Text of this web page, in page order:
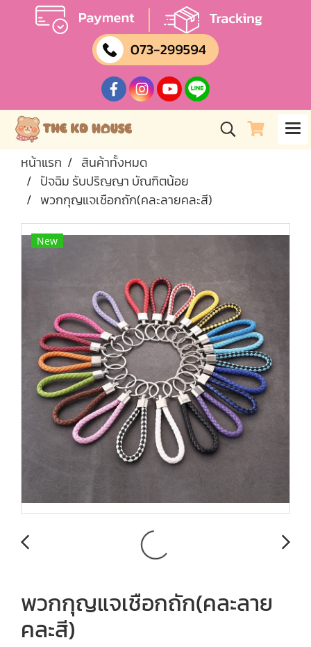
หน้าแรก
สินค้าทั้งหมด
ปัจฉิม รับปริญญา บัณฑิตน้อย
พวกกุญแจเชือกถัก(คละลายคละสี)
New
พวกกุญแจเชือกถัก(คละลาย
คละสี)